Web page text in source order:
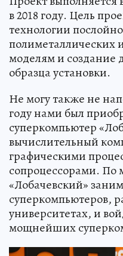
в 2018 году. Цель
технологии
полиметаллических
моделям и создание
образца установки.
Не могу также не
году нами был
суперкомпьютер
вычислительный
графическими
сопроцессорами. По
«Лобачевский»
суперкомпьютеров,
университетах, и
мощнейших